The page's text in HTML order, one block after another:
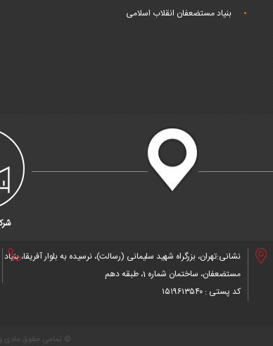
بنیاد مستضعفان انقلاب اسلامی
نشانی:تهران، بزرگراه شهید سلیمانی (رسالت)، نرسیده به بلوار آفریقا، بنیاد
مستضعفان، ساختمان شماره 1، طبقه دهم
کد پستی : ۱۵۱۹۶۱۳۵۴۰
© تمامی حقوق مادی و